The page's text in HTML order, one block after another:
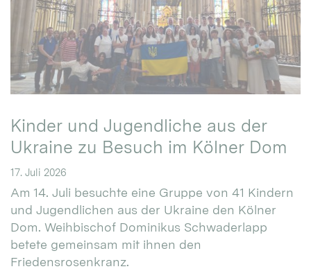
Kinder und Jugendliche aus der
Ukraine zu Besuch im Kölner Dom
17. Juli 2026
Am 14. Juli besuchte eine Gruppe von 41 Kindern
und Jugendlichen aus der Ukraine den Kölner
Dom. Weihbischof Dominikus Schwaderlapp
betete gemeinsam mit ihnen den
Friedensrosenkranz.